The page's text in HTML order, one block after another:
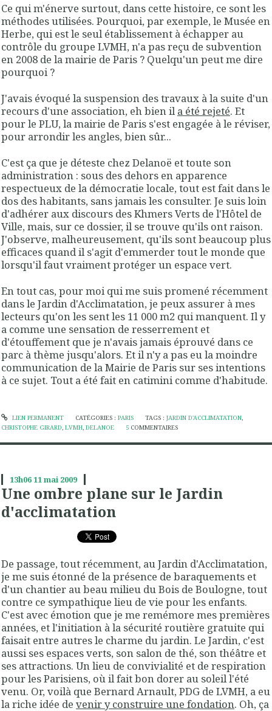
Ce qui m'énerve surtout, dans cette histoire, ce sont les
méthodes utilisées. Pourquoi, par exemple, le Musée en
Herbe, qui est le seul établissement à échapper au
contrôle du groupe LVMH, n'a pas reçu de subvention
en 2008 de la mairie de Paris ? Quelqu'un peut me dire
pourquoi ?
J'avais évoqué la suspension des travaux à la suite d'un
recours d'une association, eh bien ila été rejeté. Et
pour le PLU, la mairie de Paris s'est engagée à le réviser,
pour arrondir les angles, bien sûr...
C'est ça que je déteste chez Delanoë et toute son
administration : sous des dehors en apparence
respectueux de la démocratie locale, tout est fait dans le
dos des habitants, sans jamais les consulter. Je suis loin
d'adhérer aux discours des Khmers Verts de l'Hôtel de
Ville, mais, sur ce dossier, il se trouve qu'ils ont raison.
J'observe, malheureusement, qu'ils sont beaucoup plus
efficaces quand il s'agit d'emmerder tout le monde que
lorsqu'il faut vraiment protéger un espace vert.
En tout cas, pour moi qui me suis promené récemment
dans le Jardin d'Acclimatation, je peux assurer à mes
lecteurs qu'on les sent les 11 000 m2 qui manquent. Il y
a comme une sensation de resserrement et
d'étouffement que je n'avais jamais éprouvé dans ce
parc à thème jusqu'alors. Et il n'y a pas eu la moindre
communication de la Mairie de Paris sur ses intentions
à ce sujet. Tout a été fait en catimini comme d'habitude.
LIEN PERMANENT CATÉGORIES : PARIS TAGS :JARDIN D'ACCLIMATATION,
CHRISTOPHE GIRARD, LVMH, DELANOE 5 COMMENTAIRES
13h0611mai 2009
Une ombre plane sur le Jardin
d'acclimatation
De passage, tout récemment, au Jardin d'Acclimatation,
je me suis étonné de la présence de baraquements et
d'un chantier au beau milieu du Bois de Boulogne, tout
contre ce sympathique lieu de vie pour les enfants.
C'est avec émotion que je me remémore mes premières
années, et l'initiation à la sécurité routière gratuite qui
faisait entre autres le charme du jardin. Le Jardin, c'est
aussi ses espaces verts, son salon de thé, son théâtre et
ses attractions. Un lieu de convivialité et de respiration
pour les Parisiens, où il fait bon dorer au soleil l'été
venu. Or, voilà que Bernard Arnault, PDG de LVMH, a eu
lariche idée de venir y construire une fondation. Oh, ça